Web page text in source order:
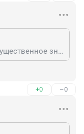
Говорите даты ДТП, это имеет существенное значение.
+0 –0